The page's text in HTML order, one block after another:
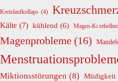
Kreislaufkollaps (4)
Kälte (7) kühlend (6) Magen-Ki
Magenprobleme (16)
Miktionsstörungen (8) Müdigkeit